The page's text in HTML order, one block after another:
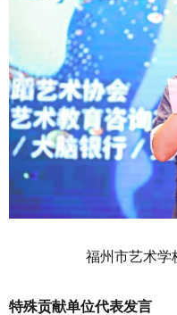
福州市艺术
特殊贡献单位代表发言